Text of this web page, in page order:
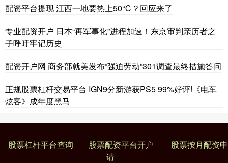
配资平台提现 江西一地要热上50℃？回应来了
专业配资开户 日本“再军事化”进程加速！东京审判亲历者之
子呼吁牢记历史
配资开户网 商务部就美发布“强迫劳动”301调查最终措施答问
正规股票杠杆交易平台 IGN9分新游获PS5 99%好评!《电车
炫客》成年度黑马
股票杠杆平台查询 股票配资平台开户
股票按月配资申
请